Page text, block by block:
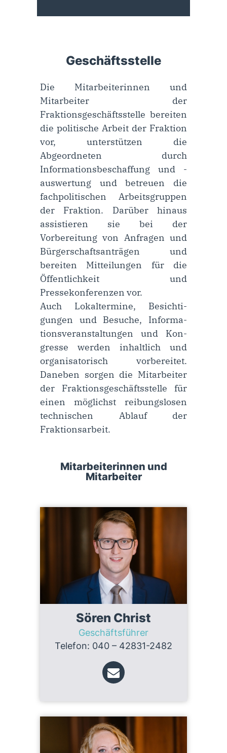
Geschäftsstelle
Die Mitarbeiterinnen und
Mitarbeiter der
Fraktionsgeschäftsstelle bereiten
die politische Arbeit der Fraktion
vor, unterstützen die
Abgeordneten durch
Informationsbeschaffung und -
auswertung und betreuen die
fachpolitischen Arbeits­gruppen
der Fraktion. Darüber hinaus
assistieren sie bei der
Vorbereitung von Anfragen und
Bürgerschaftsanträgen und
bereiten Mit­teil­ung­en für die
Öffent­lich­keit und
Pressekonferenzen vor.
Auch Lokaltermine, Be­sich­ti­
gung­en und Be­suche, In­for­ma­
tions­ver­an­stal­tung­en und Kon­
gres­se werden inhaltlich und
organisatorisch vorbereitet.
Daneben sorgen die Mitarbeiter
der Frak­tions­ge­schäfts­stelle für
einen mög­lichst rei­bungs­losen
tech­nischen Ablauf der
Fraktions­arbeit.
Mitarbeiterinnen und
Mitarbeiter
Sören Christ
Geschäftsführer
Telefon: 040 – 42831-2482